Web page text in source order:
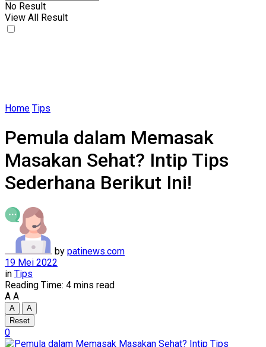
No Result
View All Result
Home Tips
Pemula dalam Memasak
Masakan Sehat? Intip Tips
Sederhana Berikut Ini!
by patinews.com
19 Mei 2022
in Tips
Reading Time: 4 mins read
A A
A
A
Reset
0